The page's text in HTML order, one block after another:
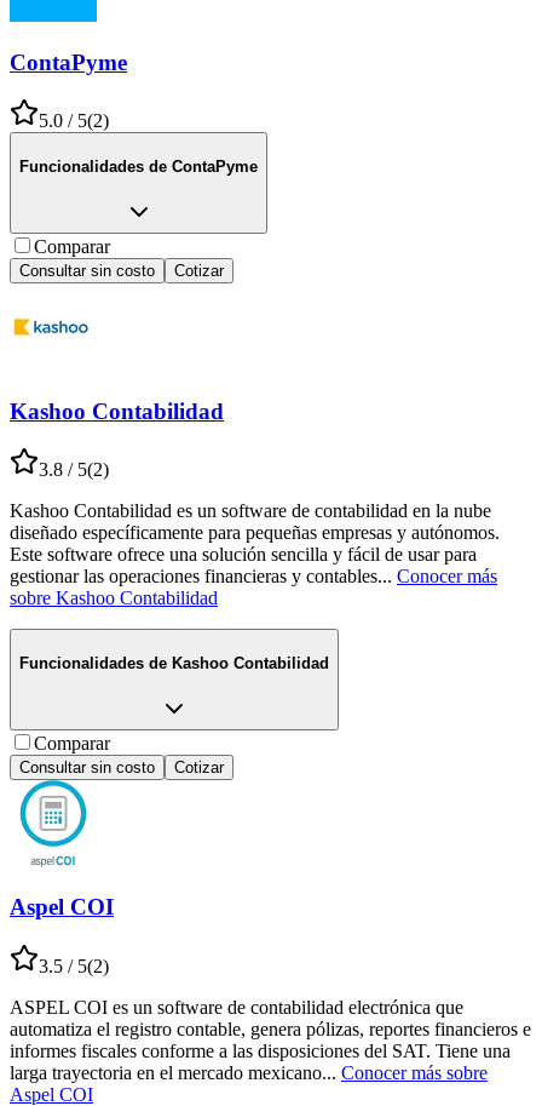
ContaPyme
5.0 / 5(2)
Funcionalidades de ContaPyme
Comparar
Consultar sin costo Cotizar
Kashoo Contabilidad
3.8 / 5(2)
Kashoo Contabilidad es un software de contabilidad en la nube
diseñado específicamente para pequeñas empresas y autónomos.
Este software ofrece una solución sencilla y fácil de usar para
gestionar las operaciones financieras y contables... Conocer más
sobre Kashoo Contabilidad
Funcionalidades de Kashoo Contabilidad
Comparar
Consultar sin costo Cotizar
Aspel COI
3.5 / 5(2)
ASPEL COI es un software de contabilidad electrónica que
automatiza el registro contable, genera pólizas, reportes financieros e
informes fiscales conforme a las disposiciones del SAT. Tiene una
larga trayectoria en el mercado mexicano... Conocer más sobre
Aspel COI